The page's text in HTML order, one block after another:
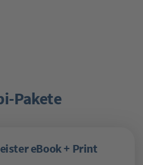
Pakete
eBook + Print